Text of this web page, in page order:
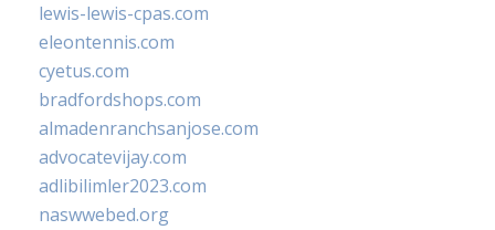
lewis-lewis-cpas.com
eleontennis.com
cyetus.com
bradfordshops.com
almadenranchsanjose.com
advocatevijay.com
adlibilimler2023.com
naswwebed.org